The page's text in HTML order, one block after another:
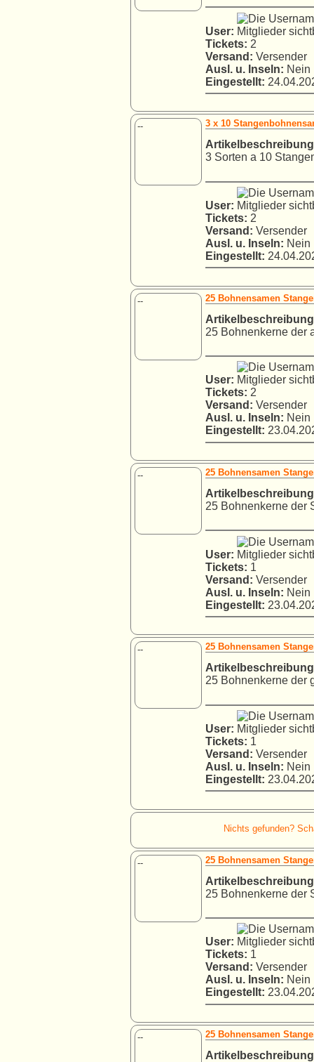
User:
Tickets: 2
Versand: Versender
Ausl. u. Inseln: Nein
Eingestellt:
-- 3 x 10
3 Sorten a 10
User:
Tickets: 2
Versand: Versender
Ausl. u. Inseln: Nein
Eingestellt:
-- 25 Bohnensamen
25 Bohnenkerne der
User:
Tickets: 2
Versand: Versender
Ausl. u. Inseln: Nein
Eingestellt:
-- 25 Bohnensamen
25 Bohnenkerne der
User:
Tickets: 1
Versand: Versender
Ausl. u. Inseln: Nein
Eingestellt:
-- 25 Bohnensamen
25 Bohnenkerne der
User:
Tickets: 1
Versand: Versender
Ausl. u. Inseln: Nein
Eingestellt:
Nichts gefunden?
-- 25 Bohnensamen
25 Bohnenkerne der
User:
Tickets: 1
Versand: Versender
Ausl. u. Inseln: Nein
Eingestellt:
-- 25 Bohnensamen